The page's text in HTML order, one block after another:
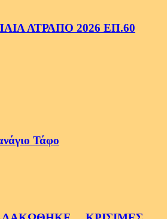
ΑΤΡΑΠΟ 2026 ΕΠ.60
Τάφο